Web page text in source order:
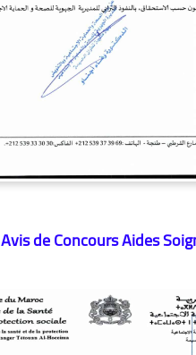
Avis de Concours Aides